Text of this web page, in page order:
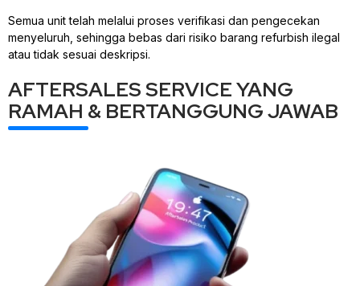
Semua unit telah melalui proses verifikasi dan pengecekan
menyeluruh, sehingga bebas dari risiko barang refurbish ilegal
atau tidak sesuai deskripsi.
AFTERSALES SERVICE YANG
RAMAH & BERTANGGUNG JAWAB